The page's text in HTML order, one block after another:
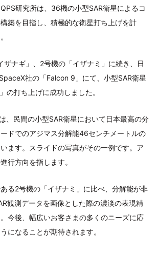
研究所は、36機の小型SAR衛星によるコ
築を目指し、積極的な衛星打ち上げを計
ザナギ」、2号機の「イザナミ」に続き、日
社の「Falcon 9」にて、小型SAR衛星
の打ち上げに成功しました。
、民間の小型SAR衛星において日本最高の分
ドでのアジマス分解能46センチメートルの
ます。スライドの写真がその一例です。ア
行方向を指します。
る2号機の「イザナミ」に比べ、分解能が非
観測データを画像とした際の濃淡の表現精
今後、幅広いお客さまの多くのニーズに応
になることが期待されます。